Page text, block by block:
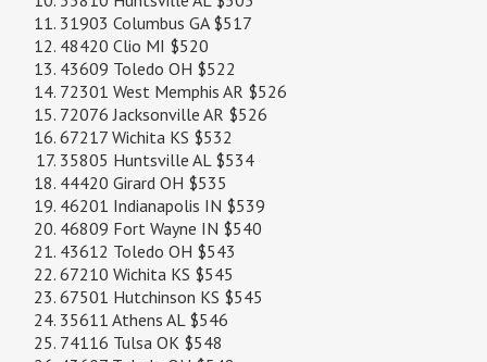
31903 Columbus GA $517
48420 Clio MI $520
43609 Toledo OH $522
72301 West Memphis AR $526
72076 Jacksonville AR $526
67217 Wichita KS $532
35805 Huntsville AL $534
44420 Girard OH $535
46201 Indianapolis IN $539
46809 Fort Wayne IN $540
43612 Toledo OH $543
67210 Wichita KS $545
67501 Hutchinson KS $545
35611 Athens AL $546
74116 Tulsa OK $548